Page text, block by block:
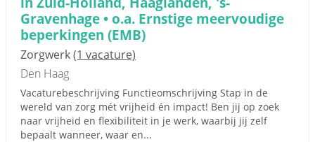
Gravenhage • o.a. Ernstige meervoudige
beperkingen (EMB)
Zorgwerk(1 vacature)
Den Haag
Vacaturebeschrijving Functieomschrijving Stap in de
wereld van zorg mét vrijheid én impact! Ben jij op zoek
naar vrijheid en flexibiliteit in je werk, waarbij jij zelf
bepaalt wanneer, waar en...